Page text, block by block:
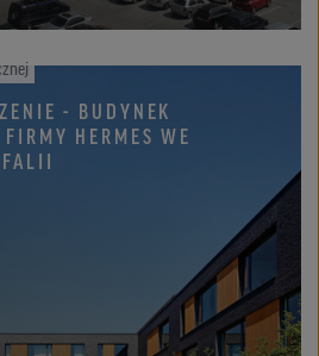
- BUDYNEK
HERMES WE